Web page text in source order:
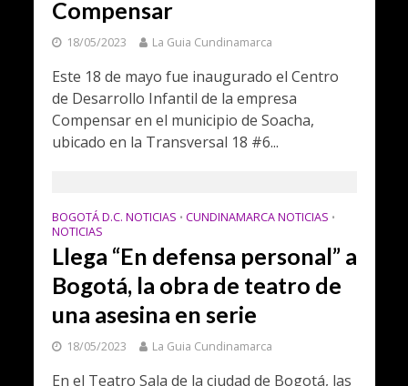
Compensar
18/05/2023 La Guia Cundinamarca
Este 18 de mayo fue inaugurado el Centro
de Desarrollo Infantil de la empresa
Compensar en el municipio de Soacha,
ubicado en la Transversal 18 #6...
BOGOTÁ D.C. NOTICIAS • CUNDINAMARCA NOTICIAS •
NOTICIAS
Llega “En defensa personal” a
Bogotá, la obra de teatro de
una asesina en serie
18/05/2023 La Guia Cundinamarca
En el Teatro Sala de la ciudad de Bogotá, las